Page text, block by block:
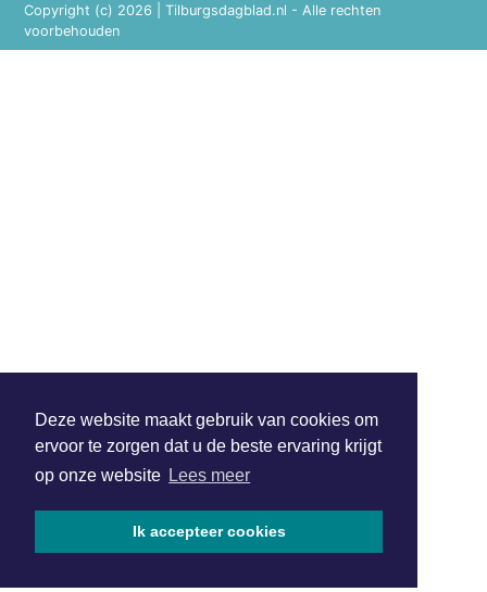
Deze website maakt gebruik van cookies om
ervoor te zorgen dat u de beste ervaring krijgt
op onze website Lees meer
Ik accepteer cookies
Copyright (c) 2026 | Tilburgsdagblad.nl - Alle rechten
voorbehouden